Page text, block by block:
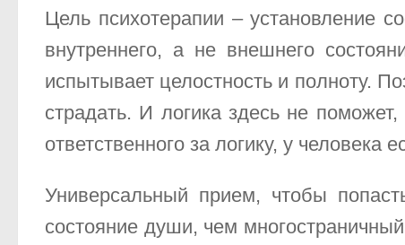
Цель психотерапии – установление
внутреннего, а не внешнего
испытывает целостность и полноту.
страдать. И логика здесь не
ответственного за логику, у
Универсальный прием, чтобы
состояние души, чем